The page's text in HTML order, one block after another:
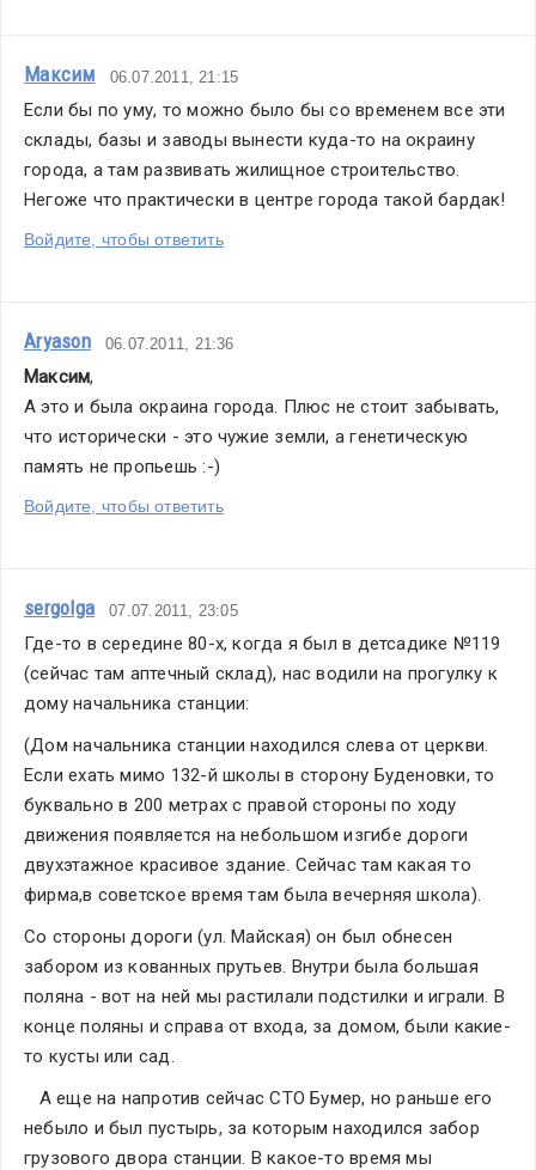
Максим 06.07.2011, 21:15
Если бы по уму, то можно было бы со временем все эти
склады, базы и заводы вынести куда-то на окраину
города, а там развивать жилищное строительство.
Негоже что практически в центре города такой бардак!
Войдите, чтобы ответить
Aryason 06.07.2011, 21:36
Максим,
А это и была окраина города. Плюс не стоит забывать,
что исторически - это чужие земли, а генетическую
память не пропьешь :-)
Войдите, чтобы ответить
sergolga 07.07.2011, 23:05
Где-то в середине 80-х, когда я был в детсадике №119
(сейчас там аптечный склад), нас водили на прогулку к
дому начальника станции:
(Дом начальника станции находился слева от церкви.
Если ехать мимо 132-й школы в сторону Буденовки, то
буквально в 200 метрах с правой стороны по ходу
движения появляется на небольшом изгибе дороги
двухэтажное красивое здание. Сейчас там какая то
фирма,в советское время там была вечерняя школа).
Со стороны дороги (ул. Майская) он был обнесен
забором из кованных прутьев. Внутри была большая
поляна - вот на ней мы растилали подстилки и играли. В
конце поляны и справа от входа, за домом, были какие-
то кусты или сад.
А еще на напротив сейчас СТО Бумер, но раньше его
небыло и был пустырь, за которым находился забор
грузового двора станции. В какое-то время мы